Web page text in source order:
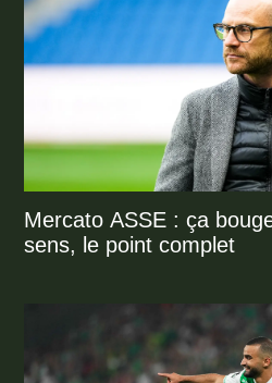
Mercato ASSE : ça
sens, le point complet